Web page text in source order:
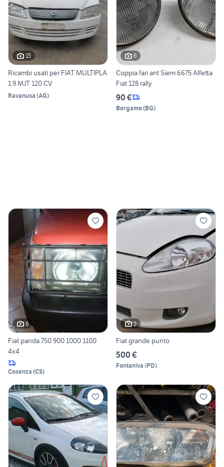
15
Ricambi usati per FIAT MULTIPLA
1.9 MJT 120 CV
Ravanusa (AG)
6
Coppia fari ant Siem 6675 Alfetta
Fiat 128 rally
90 €
Bergamo(BG)
6
Fiat panda 750 900 1000 1100
4x4
Cosenza (CS)
2
Fiat grande punto
500 €
Fontaniva (PD)